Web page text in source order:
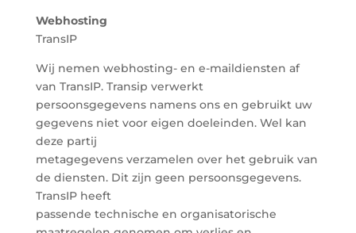
Webhosting
TransIP
Wij nemen webhosting- en e-maildiensten af
van TransIP. Transip verwerkt
persoonsgegevens namens ons en gebruikt uw
gegevens niet voor eigen doeleinden. Wel kan
deze partij
metagegevens verzamelen over het gebruik van
de diensten. Dit zijn geen persoonsgegevens.
TransIP heeft
passende technische en organisatorische